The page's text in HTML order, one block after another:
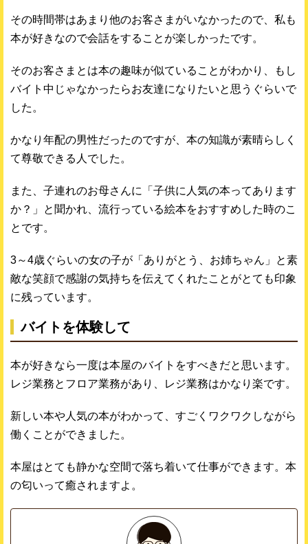
その時間帯はあまり他のお客さまがいなかったので、私も
本が好きなので会話をすることが楽しかったです。
そのお客さまとは本の趣味が似ていることがわかり、もし
バイト中じゃなかったらお友達になりたいと思うぐらいで
した。
かなり年配の男性だったのですが、本の知識が素晴らしく
て尊敬できる人でした。
また、子連れのお母さんに「子供に人気の本ってあります
か？」と聞かれ、流行っている絵本をおすすめした時のこ
とです。
3～4歳ぐらいの女の子が「ありがとう、お姉ちゃん」と素
敵な笑顔で感謝の気持ちを伝えてくれたことがとても印象
に残っています。
バイトを体験して
本が好きなら一度は本屋のバイトをすべきだと思います。
レジ業務とフロア業務があり、レジ業務はかなり楽です。
新しい本や人気の本がわかって、すごくワクワクしながら
働くことができました。
本屋はとても静かな空間で落ち着いて仕事ができます。本
の匂いって癒されますよ。